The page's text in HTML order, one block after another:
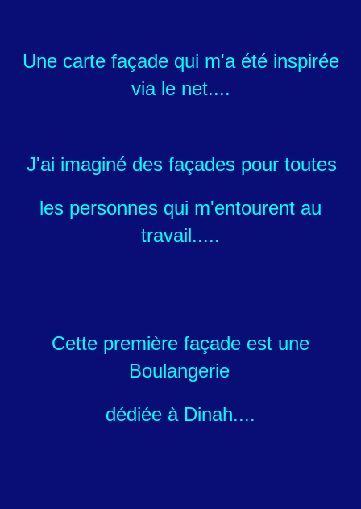
Une carte façade qui m'a été inspirée
via le net....
J'ai imaginé des façades pour toutes
les personnes qui m'entourent au
travail.....
Cette première façade est une
Boulangerie
dédiée à Dinah....